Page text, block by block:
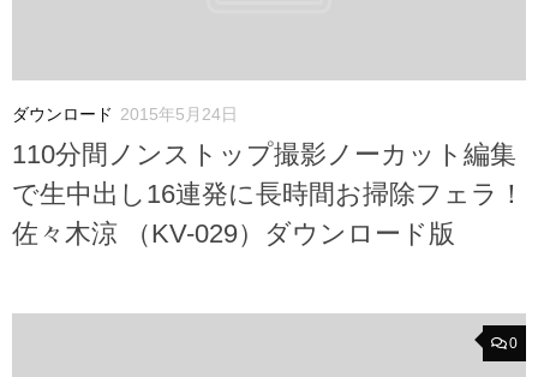
ダウンロード 2015年5月24日
110分間ノンストップ撮影ノーカット編集
で生中出し16連発に長時間お掃除フェラ！
佐々木涼 （KV-029）ダウンロード版
0